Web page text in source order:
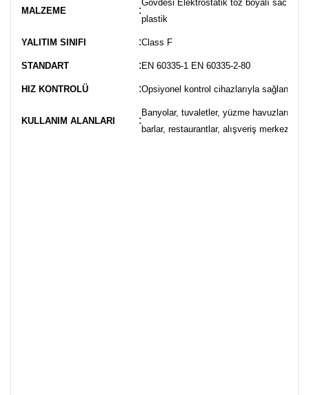
MALZEME :
Gövdesi Elektrostatik toz boyalı sac
plastik
YALITIM SINIFI :Class F
STANDART : EN 60335-1 EN 60335-2-80
HIZ KONTROLÜ :Opsiyonel kontrol cihazlarıyla sağlanabilir
KULLANIM ALANLARI :
Banyolar, tuvaletler, yüzme havuzları,
barlar, restaurantlar, alışveriş